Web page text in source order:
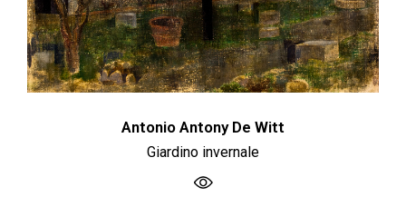
Antonio Antony De Witt
Giardino invernale